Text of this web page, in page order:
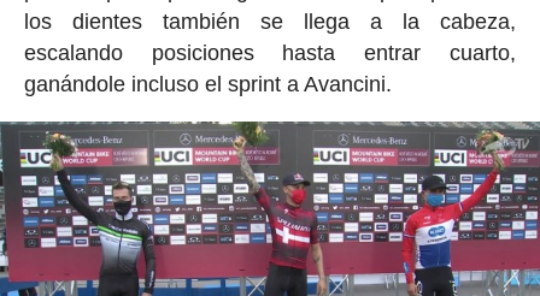
los dientes también se llega a la cabeza,
escalando posiciones hasta entrar cuarto,
ganándole incluso el sprint a Avancini.